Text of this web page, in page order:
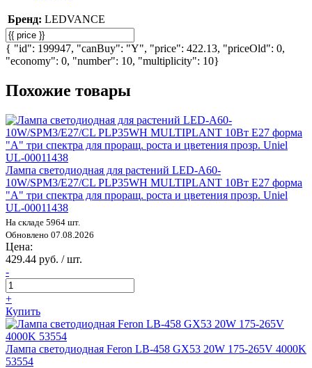
Бренд: LEDVANCE
{ "id": 199947, "canBuy": "Y", "price": 422.13, "priceOld": 0,
"economy": 0, "number": 10, "multiplicity": 10}
Похожие товары
Лампа светодиодная для растений LED-A60-
10W/SPM3/E27/CL PLP35WH MULTIPLANT 10Вт E27 форма
"A" три спектра для проращ. роста и цветения прозр. Uniel
UL-00011438
На складе 5964 шт.
Обновлено 07.08.2026
Цена:
429.44 руб. / шт.
-
+
Купить
Лампа светодиодная Feron LB-458 GX53 20W 175-265V 4000K
53554